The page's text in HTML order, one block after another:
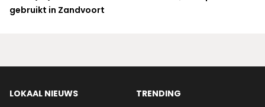
gebruikt in Zandvoort
LOKAAL NIEUWS
TRENDING